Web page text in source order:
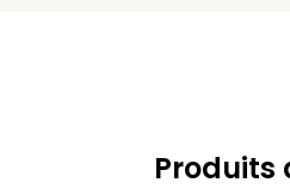
NILFISK ALTO
Produits